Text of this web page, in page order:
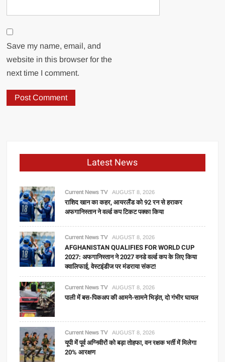
Save my name, email, and
website in this browser for the
next time I comment.
Latest News
Current News TV AUGUST 8, 2026
राशिद खान का कहर, आयरलैंड को 92 रन से हराकर
अफगानिस्तान ने वर्ल्ड कप टिकट पक्का किया
Current News TV AUGUST 8, 2026
AFGHANISTAN QUALIFIES FOR WORLD CUP
2027: अफगानिस्तान ने 2027 वनडे वर्ल्ड कप के लिए किया
क्वालिफाई, वेस्टइंडीज पर मंडराया संकट!
Current News TV AUGUST 8, 2026
पाली में बस-पिकअप की आमने-सामने भिड़ंत, दो गंभीर घायल
Current News TV AUGUST 8, 2026
यूपी में पूर्व अग्निवीरों को बड़ा तोहफा, वन रक्षक भर्ती में मिलेगा
20% आरक्षण